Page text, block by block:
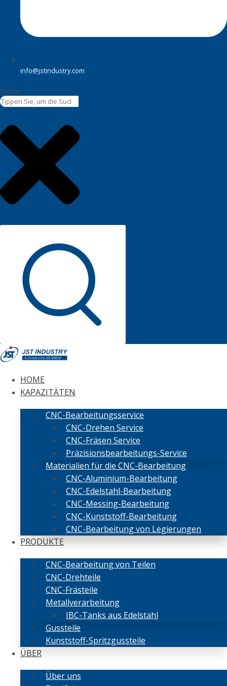
info@jstindustry.com
Suche
HOME
KAPAZITÄTEN
CNC-Bearbeitungsservice
CNC-Drehen Service
CNC-Fräsen Service
Präzisionsbearbeitungs-Service
Materialien für die CNC-Bearbeitung
CNC-Aluminium-Bearbeitung
CNC-Edelstahl-Bearbeitung
CNC-Messing-Bearbeitung
CNC-Kunststoff-Bearbeitung
CNC-Bearbeitung von Legierungen
PRODUKTE
CNC-Bearbeitung von Teilen
CNC-Drehteile
CNC-Frästeile
Metallverarbeitung
IBC-Tanks aus Edelstahl
Gussteile
Kunststoff-Spritzgussteile
ÜBER
Über uns